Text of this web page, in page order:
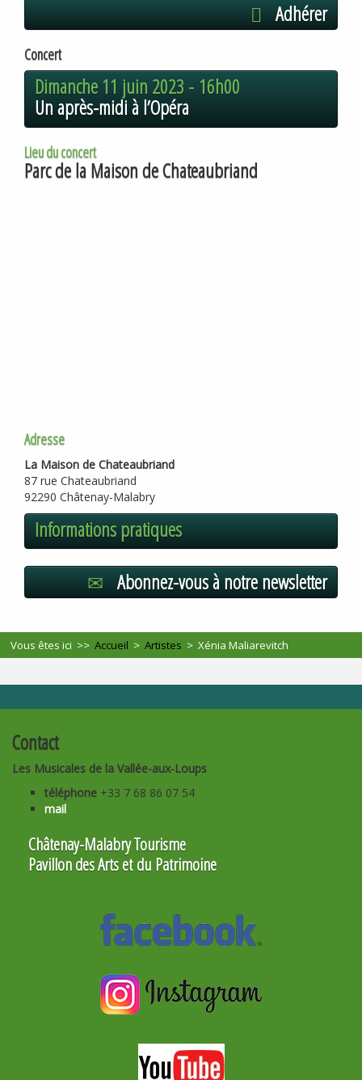
Adhérer
Concert
Dimanche 11 juin 2023 - 16h00
Un après-midi à l’Opéra
Lieu du concert
Parc de la Maison de Chateaubriand
Adresse
La Maison de Chateaubriand
87 rue Chateaubriand
92290 Châtenay-Malabry
Informations pratiques
Abonnez-vous à notre newsletter
Vous êtes ici >>Accueil >Artistes >Xénia Maliarevitch
Contact
Les Musicales de la Vallée-aux-Loups
téléphone +33 7 68 86 07 54
mail
Châtenay-Malabry Tourisme
Pavillon des Arts et du Patrimoine